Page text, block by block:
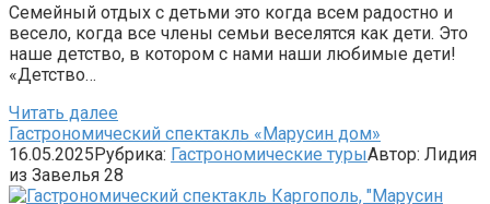
Семейный отдых с детьми это когда всем радостно и
весело, когда все члены семьи веселятся как дети. Это
наше детство, в котором с нами наши любимые дети!
«Детство…
Читать далее
Гастрономический спектакль «Марусин дом»
16.05.2025Рубрика: Гастрономические турыАвтор: Лидия
из Завелья 28